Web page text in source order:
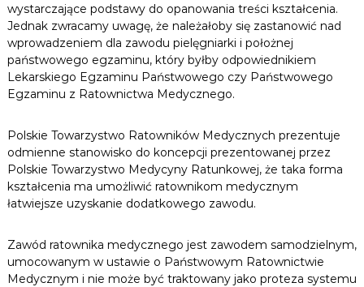
wystarczające podstawy do opanowania treści kształcenia.
Jednak zwracamy uwagę, że należałoby się zastanowić nad
wprowadzeniem dla zawodu pielęgniarki i położnej
państwowego egzaminu, który byłby odpowiednikiem
Lekarskiego Egzaminu Państwowego czy Państwowego
Egzaminu z Ratownictwa Medycznego.
Polskie Towarzystwo Ratowników Medycznych prezentuje
odmienne stanowisko do koncepcji prezentowanej przez
Polskie Towarzystwo Medycyny Ratunkowej, że taka forma
kształcenia ma umożliwić ratownikom medycznym
łatwiejsze uzyskanie dodatkowego zawodu.
Zawód ratownika medycznego jest zawodem samodzielnym,
umocowanym w ustawie o Państwowym Ratownictwie
Medycznym i nie może być traktowany jako proteza systemu